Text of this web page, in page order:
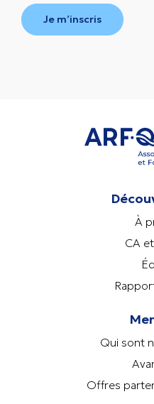
Je m’inscris
À
CA
Qui sont
Offres